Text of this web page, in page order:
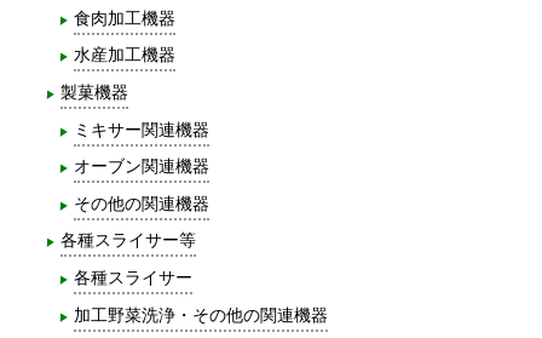
食肉加工機器
水産加工機器
製菓機器
ミキサー関連機器
オーブン関連機器
その他の関連機器
各種スライサー等
各種スライサー
加工野菜洗浄・その他の関連機器